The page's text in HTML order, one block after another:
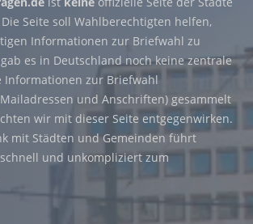
Seite soll Wahlberechtigten helfen,
Informationen zur Briefwahl zu
es in Deutschland noch keine zentrale
Informationen zur Briefwahl
und Anschriften) gesammelt
wir mit dieser Seite entgegenwirken.
mit Städten und Gemeinden führt
und unkompliziert zum